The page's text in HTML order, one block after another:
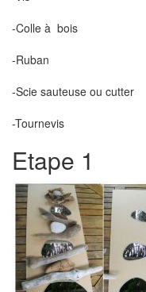
-Colle à bois
-Ruban
-Scie sauteuse ou cutter
-Tournevis
Etape 1